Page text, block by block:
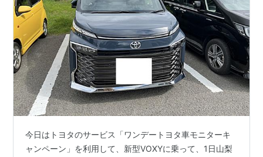
今日はトヨタのサービス「ワンデートヨタ車モニターキ
ャンペーン」を利用して、新型VOXYに乗って、1日山梨